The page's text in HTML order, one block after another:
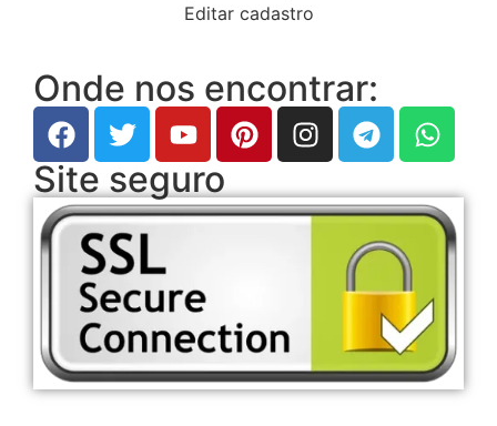
Editar cadastro
Onde nos encontrar:
Site seguro